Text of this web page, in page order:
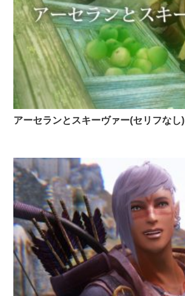
アーセランとスキーヴァー(セリフなし)